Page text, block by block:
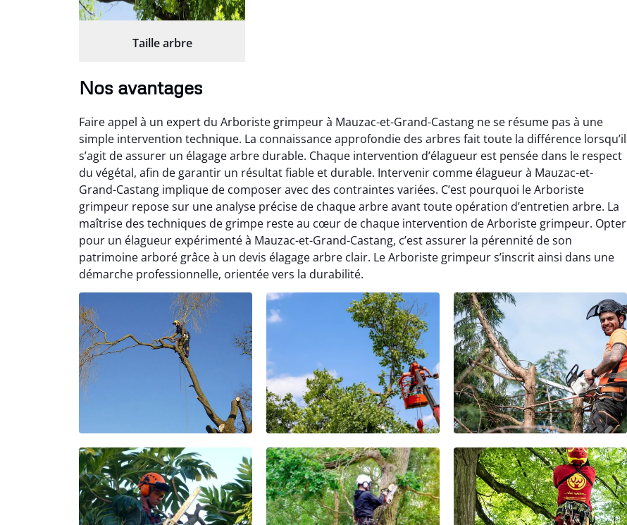
Taille arbre
Nos avantages
Faire appel à un expert du Arboriste grimpeur à Mauzac-et-Grand-Castang ne se résume pas à une
simple intervention technique. La connaissance approfondie des arbres fait toute la différence lorsqu’il
s’agit de assurer un élagage arbre durable. Chaque intervention d’élagueur est pensée dans le respect
du végétal, afin de garantir un résultat fiable et durable. Intervenir comme élagueur à Mauzac-et-
Grand-Castang implique de composer avec des contraintes variées. C’est pourquoi le Arboriste
grimpeur repose sur une analyse précise de chaque arbre avant toute opération d’entretien arbre. La
maîtrise des techniques de grimpe reste au cœur de chaque intervention de Arboriste grimpeur. Opter
pour un élagueur expérimenté à Mauzac-et-Grand-Castang, c’est assurer la pérennité de son
patrimoine arboré grâce à un devis élagage arbre clair. Le Arboriste grimpeur s’inscrit ainsi dans une
démarche professionnelle, orientée vers la durabilité.